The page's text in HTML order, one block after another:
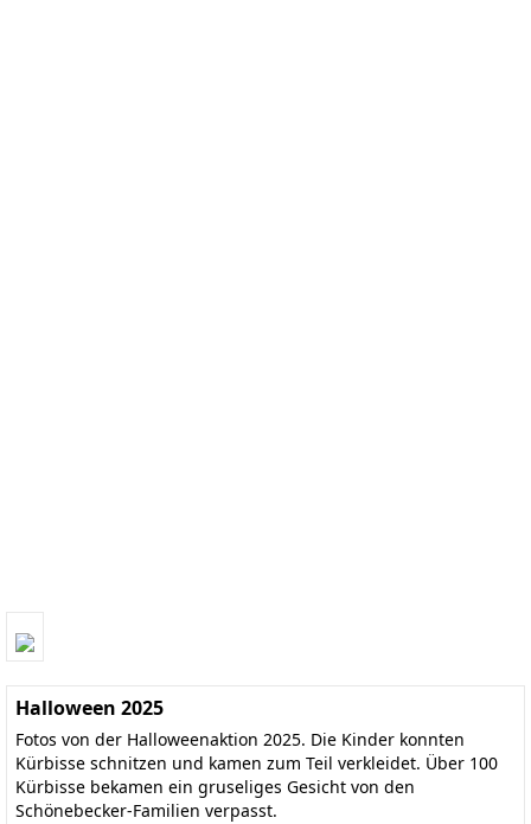
Halloween 2025
Fotos von der Halloweenaktion 2025. Die Kinder konnten
Kürbisse schnitzen und kamen zum Teil verkleidet. Über 100
Kürbisse bekamen ein gruseliges Gesicht von den
Schönebecker-Familien verpasst.